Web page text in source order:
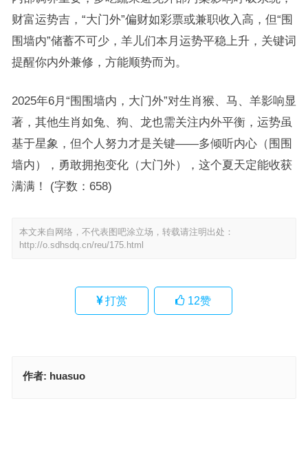
财富运势吉，“大门外”偏财如彩票或兼职收入高，但“围
围墙内”储蓄不可少，羊儿们本月运势平稳上升，关键词
提醒你内外兼修，方能顺势而为。
2025年6月“围围墙内，大门外”对生肖猴、马、羊影响显
著，其他生肖如兔、狗、龙也需关注内外平衡，运势虽
基于星象，但个人努力才是关键——多倾听内心（围围
墙内），勇敢拥抱变化（大门外），这个夏天定能收获
满满！ (字数：658)
本文来自网络，不代表图吧涂立场，转载请注明出处：
http://o.sdhsdq.cn/reu/175.html
打赏 12赞
作者: huasuo